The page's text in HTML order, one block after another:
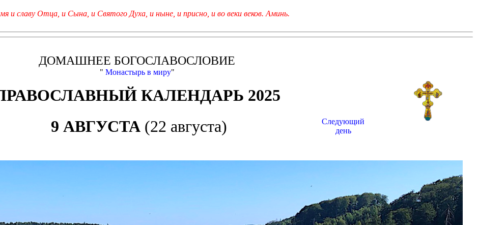
и славу Отца, и Сына, и Святого Духа, и ныне, и присно, и во веки веков. Аминь.
ДОМАШНЕЕ БОГОСЛАВОСЛОВИЕ
" Монастырь в миру"
КАЛЕНДАРЬ 2025
9 АВГУСТА (22 августа)
Следующий
день